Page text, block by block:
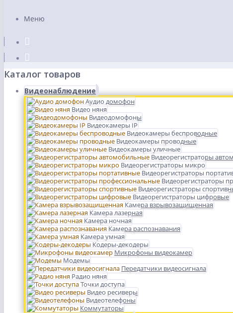
Меню
Каталог товаров
Видеонаблюдение
Аудио домофон
Видео няня
Видеодомофоны
Видеокамеры IP
Видеокамеры беспроводные
Видеокамеры проводные
Видеокамеры уличные
Видеорегистраторы
Видеорегистраторы микро
Видеорегистраторы
Видеорегистраторы
Видеорегистраторы
Видеорегистраторы цифровые
Камера взрывозащищенная
Камера лазерная
Камера ночная
Камера распознавания
Камера умная
Кодеры-декодеры
Микрофоны видеокамер
Модемы
Передатчики видеосигнала
Радио няня
Точки доступа
Видео ресиверы
Видеотелефоны
Коммутаторы